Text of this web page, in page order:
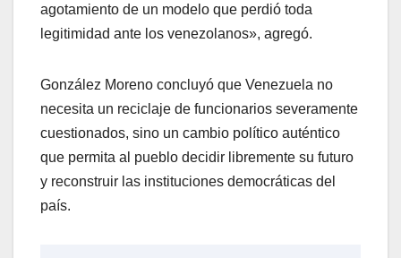
agotamiento de un modelo que perdió toda
legitimidad ante los venezolanos», agregó.
González Moreno concluyó que Venezuela no
necesita un reciclaje de funcionarios severamente
cuestionados, sino un cambio político auténtico
que permita al pueblo decidir libremente su futuro
y reconstruir las instituciones democráticas del
país.